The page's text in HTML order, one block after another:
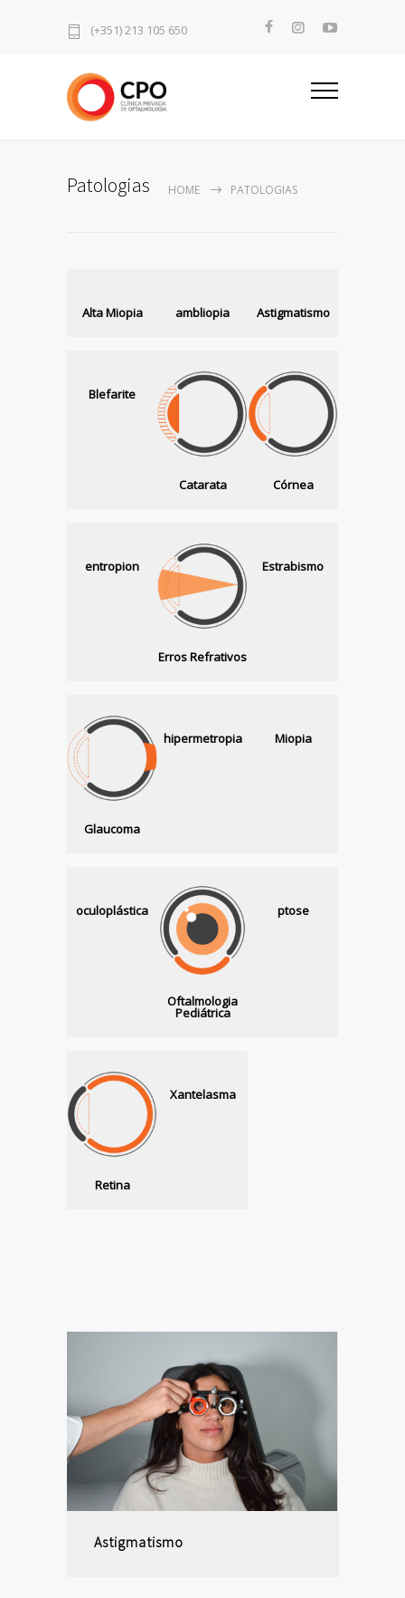
(+351) 213 105 650
Patologias HOME PATOLOGIAS
Alta Miopia ambliopia Astigmatismo
Blefarite
Catarata Córnea
entropion
Erros Refrativos
Estrabismo
Glaucoma
hipermetropia Miopia
oculoplástica
Oftalmologia
Pediátrica
ptose
Retina
Xantelasma
Astigmatismo